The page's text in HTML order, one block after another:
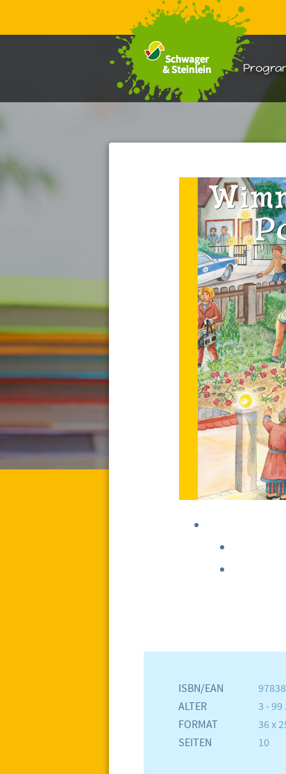
Warenkorb:
ISBN/EAN
ALTER
3 -
FORMAT
36 x
SEITEN
10